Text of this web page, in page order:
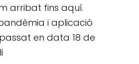
arribat fins aquí.
i aplicació
passat en data 18 de